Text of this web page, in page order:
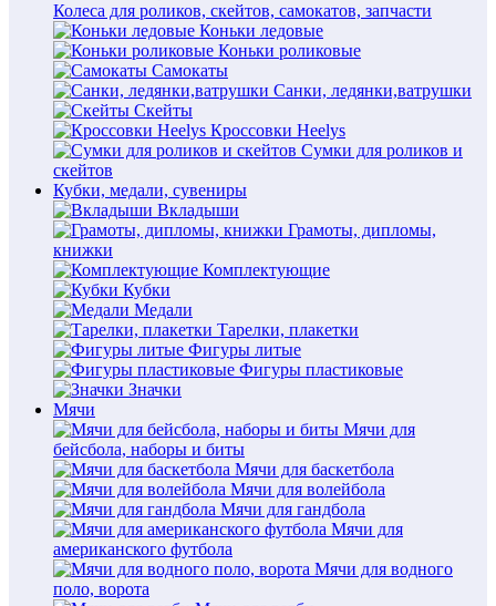
Колеса для роликов, скейтов, самокатов, запчасти
Коньки ледовые
Коньки роликовые
Самокаты
Санки, ледянки,ватрушки
Скейты
Кроссовки Heelys
Сумки для роликов и
скейтов
Кубки, медали, сувениры
Вкладыши
Грамоты, дипломы,
книжки
Комплектующие
Кубки
Медали
Тарелки, плакетки
Фигуры литые
Фигуры пластиковые
Значки
Мячи
Мячи для
бейсбола, наборы и биты
Мячи для баскетбола
Мячи для волейбола
Мячи для гандбола
Мячи для
американского футбола
Мячи для водного
поло, ворота